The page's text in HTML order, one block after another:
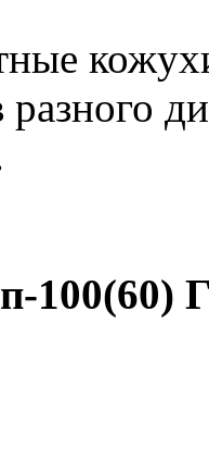
разного
100(60)